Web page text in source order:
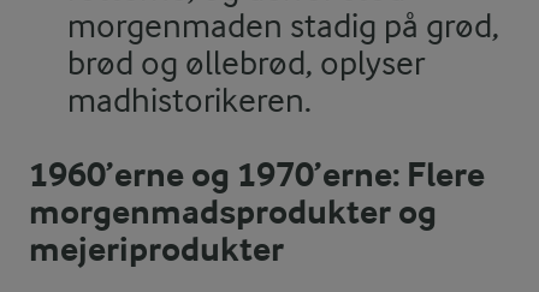
morgenmaden stadig på grød,
brød og øllebrød, oplyser
madhistorikeren.
1960’erne og 1970’erne: Flere
morgenmadsprodukter og
mejeriprodukter